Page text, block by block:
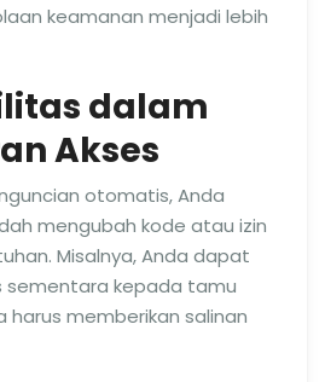
keamanan menjadi lebih
dalam
Akses
otomatis, Anda
mengubah kode atau izin
Misalnya, Anda dapat
sementara kepada tamu
memberikan salinan